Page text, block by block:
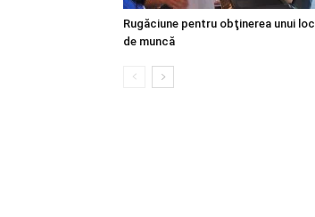
Rugăciune pentru obţinerea unui loc
de muncă